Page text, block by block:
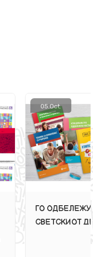
05.Oct.
ГО
СВЕТСКИОТ